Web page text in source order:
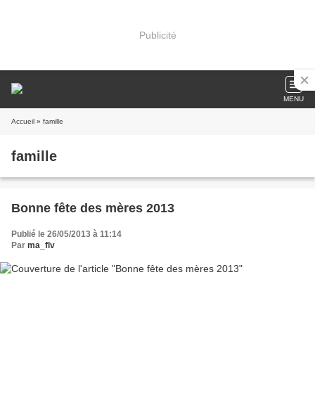
Publicité
MENU
Accueil » famille
famille
Bonne fête des mères 2013
Publié le 26/05/2013 à 11:14
Par ma_flv